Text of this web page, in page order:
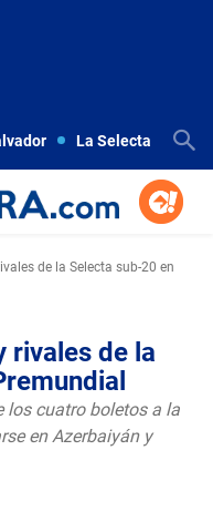
La Selecta
de la Selecta sub-20 en
rivales de la
los cuatro boletos a la
en Azerbaiyán y